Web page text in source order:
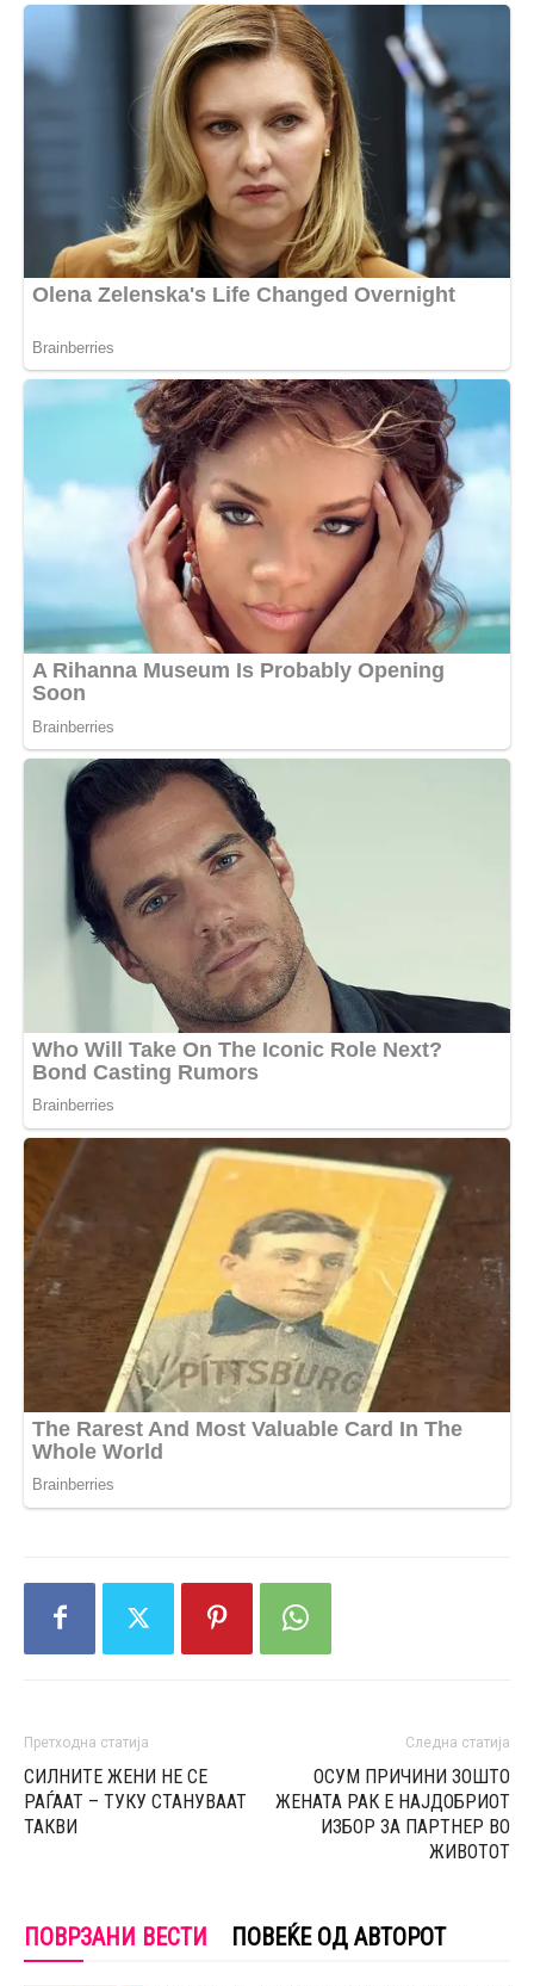
Претходна статија
СИЛНИТЕ ЖЕНИ НЕ СЕ
РАЃААТ – ТУКУ СТАНУВААТ
ТАКВИ
Следна статија
ОСУМ ПРИЧИНИ ЗОШТО
ЖЕНАТА РАК Е НАЈДОБРИОТ
ИЗБОР ЗА ПАРТНЕР ВО
ЖИВОТОТ
ПОВРЗАНИ ВЕСТИ ПОВЕЌЕ ОД АВТОРОТ